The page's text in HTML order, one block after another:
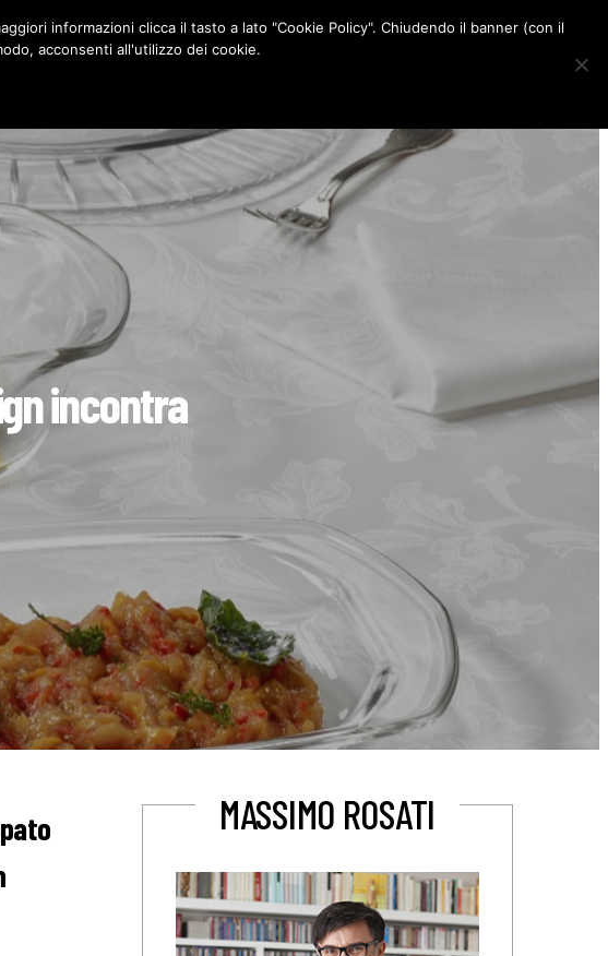
SIAMO CONTATTI
o
g
r
d
incontra
MASSIMO ROSATI
informazioni clicca il tasto a lato "Cookie Policy". Chiudendo il banner (con il
acconsenti all'utilizzo dei cookie.